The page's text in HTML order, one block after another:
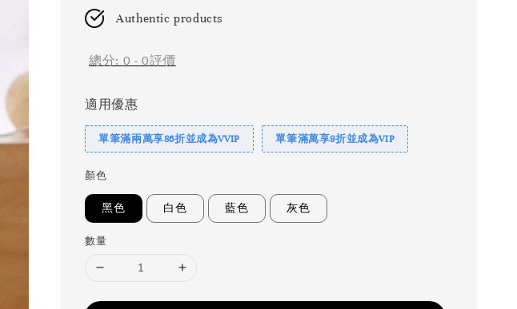
Authentic products
總分: 0 -0評價
適用優惠
單筆滿兩萬享86折並成為VVIP 單筆滿萬享9折並成為VIP
顏色
黑色 白色 藍色 灰色
數量